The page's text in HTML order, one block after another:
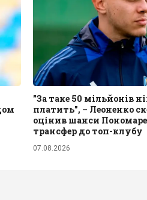
"За таке 50 мільйонів
платить", – Леоненко
оцінив шанси
трансфер до топ-клубу
07.08.2026